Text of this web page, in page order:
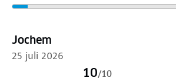
Jochem
25 juli 2026
10/10